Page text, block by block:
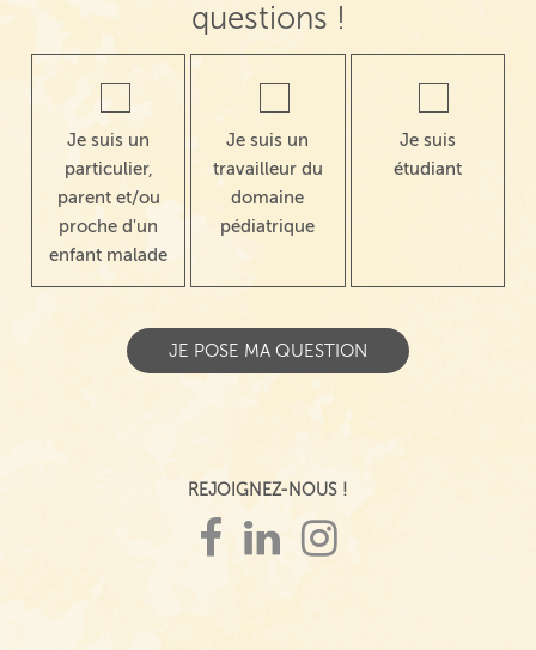
questions !
Je suis un
particulier,
parent et/ou
proche d'un
enfant malade
Je suis un
travailleur du
domaine
pédiatrique
Je suis
étudiant
REJOIGNEZ-NOUS !